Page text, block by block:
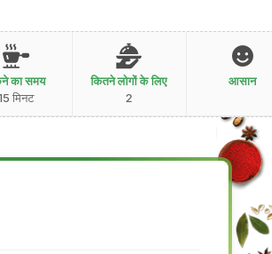
का समय
मिनट
कितने लोगों के लिए
2
आसान